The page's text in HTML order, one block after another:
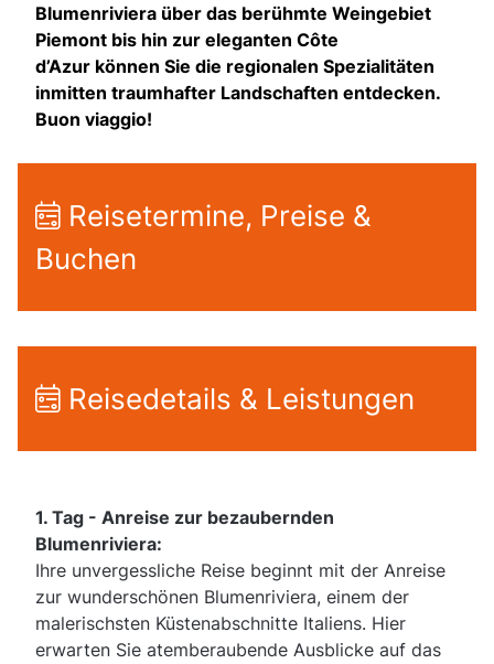
Blumenriviera über das berühmte Weingebiet
Piemont bis hin zur eleganten Côte
d’Azur können Sie die regionalen Spezialitäten
inmitten traumhafter Landschaften entdecken.
Buon viaggio!
Reisetermine, Preise &
Buchen
Reisedetails & Leistungen
1. Tag - Anreise zur bezaubernden
Blumenriviera:
Ihre unvergessliche Reise beginnt mit der Anreise
zur wunderschönen Blumenriviera, einem der
malerischsten Küstenabschnitte Italiens. Hier
erwarten Sie atemberaubende Ausblicke auf das